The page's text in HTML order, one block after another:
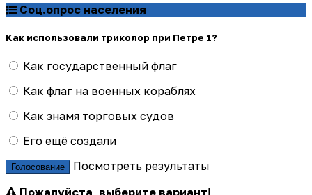
Соц.опрос населения
Как использовали триколор при Петре 1?
Как государственный флаг
Как флаг на военных кораблях
Как знамя торговых судов
Его ещё создали
Голосование
Посмотреть результаты
Пожалуйста, выберите вариант!